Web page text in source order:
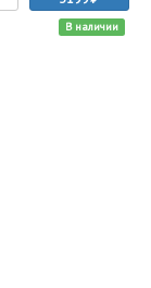
В наличии